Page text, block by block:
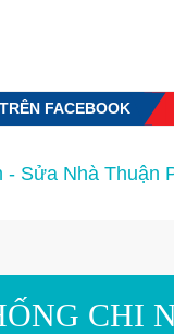
FACEBOOK
- Sửa Nhà Thuận
CHI